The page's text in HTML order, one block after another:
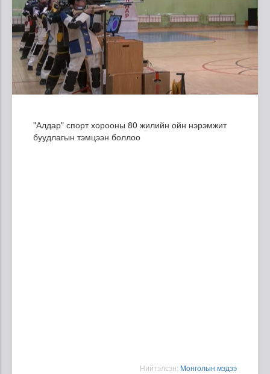
"Алдар" спорт хорооны 80 жилийн ойн нэрэмжит
буудлагын тэмцээн боллоо
Нийтэлсэн: Moнголын мэдээ